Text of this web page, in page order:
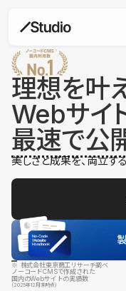
理想を叶
Webサイ
最速で公
美しさと成果を、両立す
※ 株式会社東京商工リサーチ調べ
ノーコードCMSで作成された
国内のWebサイトの実績数
（2025年12月末時点）